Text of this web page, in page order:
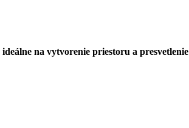
ideálne na vytvorenie priestoru a presvetlenie